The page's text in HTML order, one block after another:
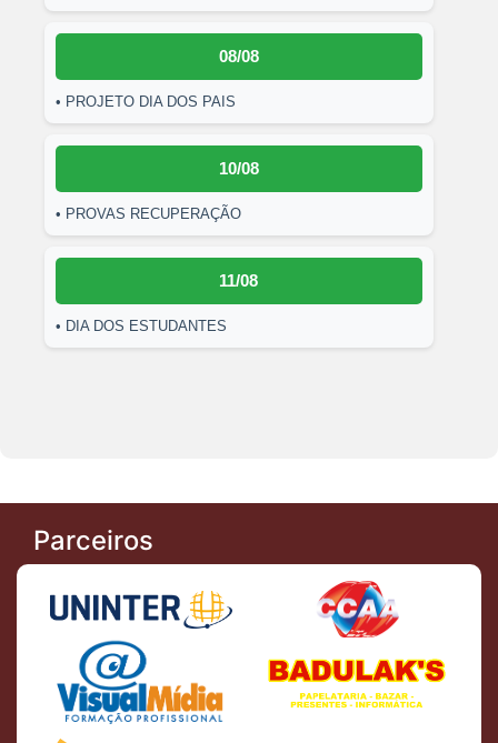
08/08
• PROJETO DIA DOS PAIS
10/08
• PROVAS RECUPERAÇÃO
11/08
• DIA DOS ESTUDANTES
Parceiros